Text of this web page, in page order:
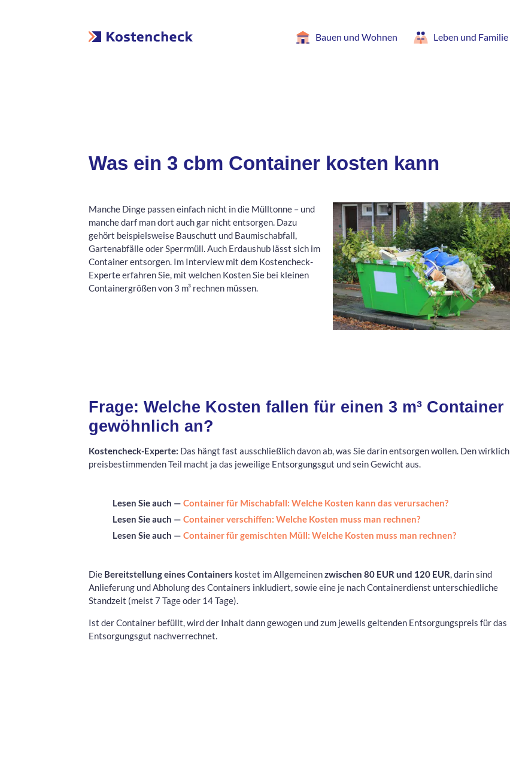
Bauen und Wohnen Leben und Familie
Was ein 3 cbm Container kosten kann
Manche Dinge passen einfach nicht in die Mülltonne – und
manche darf man dort auch gar nicht entsorgen. Dazu
gehört beispielsweise Bauschutt und Baumischabfall,
Gartenabfälle oder Sperrmüll. Auch Erdaushub lässt sich im
Container entsorgen. Im Interview mit dem Kostencheck-
Experte erfahren Sie, mit welchen Kosten Sie bei kleinen
Containergrößen von 3 m³ rechnen müssen.
Frage: Welche Kosten fallen für einen 3 m³ Container
gewöhnlich an?
Kostencheck-Experte: Das hängt fast ausschließlich davon ab, was Sie darin entsorgen wollen. Den wirklich
preisbestimmenden Teil macht ja das jeweilige Entsorgungsgut und sein Gewicht aus.
Lesen Sie auch — Container für Mischabfall: Welche Kosten kann das verursachen?
Lesen Sie auch — Container verschiffen: Welche Kosten muss man rechnen?
Lesen Sie auch — Container für gemischten Müll: Welche Kosten muss man rechnen?
Die Bereitstellung eines Containers kostet im Allgemeinenzwischen 80 EUR und 120 EUR, darin sind
Anlieferung und Abholung des Containers inkludiert, sowie eine je nach Containerdienst unterschiedliche
Standzeit (meist 7 Tage oder 14 Tage).
Ist der Container befüllt, wird der Inhalt dann gewogen und zum jeweils geltenden Entsorgungspreis für das
Entsorgungsgut nachverrechnet.